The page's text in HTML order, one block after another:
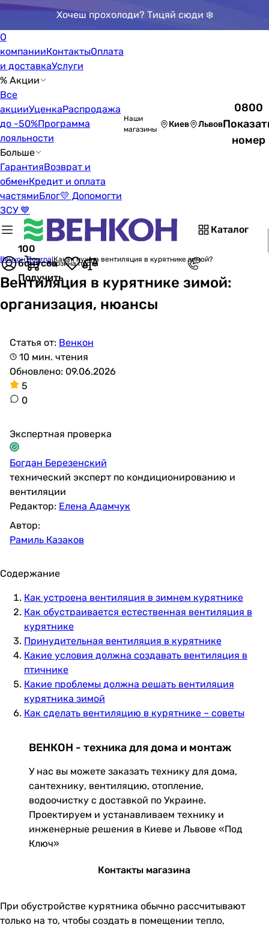
Хочеш прохолоди? Тицяй сюди ❄️
О
компанииКонтактыОплата
и доставкаУслуги
% Акции
Все
акцииУценкаРаспродажа
до -50%Программа
лояльности
Больше
ГарантияВозврат и
обменКредит и оплата
частямиБлог💛 Допомогти
ЗСУ 💙
Наши
магазины
Киев Львов
0800
номер
Каталог
100
бонусов
Получить
Корзина пуста
Венкон JournalКакая нужна вентиляция в курятнике зимой?
Вентиляция в курятнике зимой:
организация, нюансы
Статья от: Венкон
10 мин. чтения
Обновлено: 09.06.2026
5
0
Экспертная проверка
Богдан Березенский
технический эксперт по кондиционированию и
вентиляции
Редактор: Елена Адамчук
Автор:
Рамиль Казаков
Содержание
Как устроена вентиляция в зимнем курятнике
Как обустраивается естественная вентиляция в
курятнике
Принудительная вентиляция в курятнике
Какие условия должна создавать вентиляция в
птичнике
Какие проблемы должна решать вентиляция
курятника зимой
Как сделать вентиляцию в курятнике – советы
ВЕНКОН - техника для дома и монтаж
У нас вы можете заказать технику для дома,
сантехнику, вентиляцию, отопление,
водоочистку с доставкой по Украине.
Проектируем и устанавливаем технику и
инженерные решения в Киеве и Львове «Под
Ключ»
Контакты магазина
При обустройстве курятника обычно рассчитывают
только на то, чтобы создать в помещении тепло,